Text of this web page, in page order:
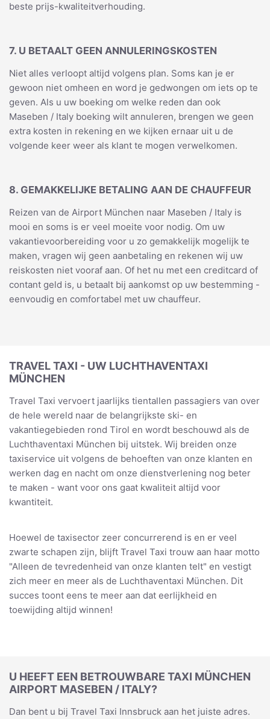
beste prijs-kwaliteitverhouding.
7. U BETAALT GEEN ANNULERINGSKOSTEN
Niet alles verloopt altijd volgens plan. Soms kan je er
gewoon niet omheen en word je gedwongen om iets op te
geven. Als u uw boeking om welke reden dan ook
Maseben / Italy boeking wilt annuleren, brengen we geen
extra kosten in rekening en we kijken ernaar uit u de
volgende keer weer als klant te mogen verwelkomen.
8. GEMAKKELIJKE BETALING AAN DE CHAUFFEUR
Reizen van de Airport München naar Maseben / Italy is
mooi en soms is er veel moeite voor nodig. Om uw
vakantievoorbereiding voor u zo gemakkelijk mogelijk te
maken, vragen wij geen aanbetaling en rekenen wij uw
reiskosten niet vooraf aan. Of het nu met een creditcard of
contant geld is, u betaalt bij aankomst op uw bestemming -
eenvoudig en comfortabel met uw chauffeur.
TRAVEL TAXI - UW LUCHTHAVENTAXI
MÜNCHEN
Travel Taxi vervoert jaarlijks tientallen passagiers van over
de hele wereld naar de belangrijkste ski- en
vakantiegebieden rond Tirol en wordt beschouwd als de
Luchthaventaxi München bij uitstek. Wij breiden onze
taxiservice uit volgens de behoeften van onze klanten en
werken dag en nacht om onze dienstverlening nog beter
te maken - want voor ons gaat kwaliteit altijd voor
kwantiteit.
Hoewel de taxisector zeer concurrerend is en er veel
zwarte schapen zijn, blijft Travel Taxi trouw aan haar motto
"Alleen de tevredenheid van onze klanten telt" en vestigt
zich meer en meer als de Luchthaventaxi München. Dit
succes toont eens te meer aan dat eerlijkheid en
toewijding altijd winnen!
U HEEFT EEN BETROUWBARE TAXI MÜNCHEN
AIRPORT MASEBEN / ITALY?
Dan bent u bij Travel Taxi Innsbruck aan het juiste adres.